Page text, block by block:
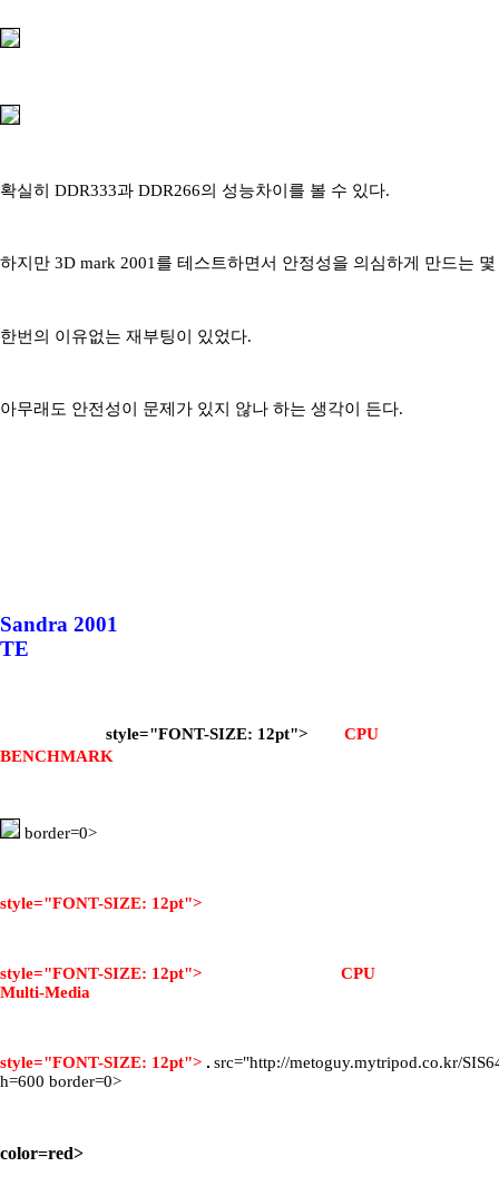
확실히 DDR333과 DDR266의 성능차이를 볼 수 있다.
하지만 3D mark 2001를 테스트하면서 안정성을 의심하게 만드는
한번의 이유없는 재부팅이 있었다.
아무래도 안전성이 문제가 있지 않나 하는 생각이 든다.
Sandra 2001
TE
style="FONT-SIZE: 12pt"> CPU
BENCHMARK
border=0>
style="FONT-SIZE: 12pt">
style="FONT-SIZE: 12pt"> CPU
Multi-Media
style="FONT-SIZE: 12pt">
src="http://metoguy.mytripod.co.kr/
h=600 border=0>
color=red>